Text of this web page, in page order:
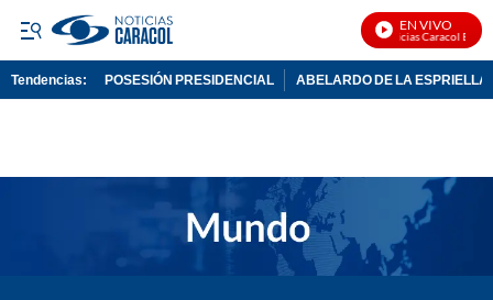
EN VIVO
Noticias Caracol En Vivo
Tendencias: POSESIÓN PRESIDENCIAL ABELARDO DE LA ESPRIELLA